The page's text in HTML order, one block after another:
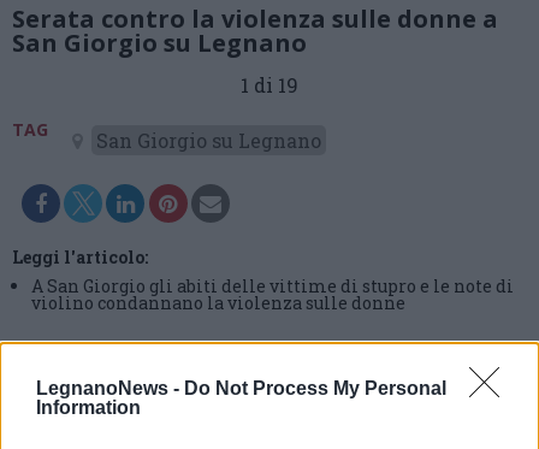
LegnanoNews - Do Not Process My Personal
Information
Serata contro la violenza sulle donne a
San Giorgio su Legnano
1 di 19
TAG San Giorgio su Legnano
Leggi l'articolo:
A San Giorgio gli abiti delle vittime di stupro e le note di
violino condannano la violenza sulle donne